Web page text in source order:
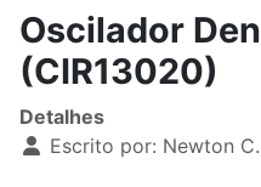
Oscilador
(CIR13020)
Detalhes
Escrito por: Newton